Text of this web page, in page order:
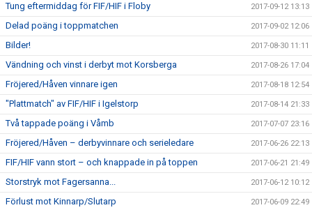
Tung eftermiddag för FIF/HIF i Floby 2017-09-12 13:13
Delad poäng i toppmatchen 2017-09-02 12:06
Bilder! 2017-08-30 11:11
Vändning och vinst i derbyt mot Korsberga 2017-08-26 17:04
Fröjered/Håven vinnare igen 2017-08-18 12:54
"Plattmatch" av FIF/HIF i Igelstorp 2017-08-14 21:33
Två tappade poäng i Våmb 2017-07-07 23:16
Fröjered/Håven – derbyvinnare och serieledare 2017-06-26 22:13
FIF/HIF vann stort – och knappade in på toppen 2017-06-21 21:49
Storstryk mot Fagersanna... 2017-06-12 10:12
Förlust mot Kinnarp/Slutarp 2017-06-09 22:49